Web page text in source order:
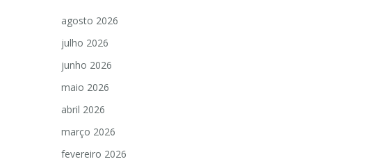
agosto 2026
julho 2026
junho 2026
maio 2026
abril 2026
março 2026
fevereiro 2026